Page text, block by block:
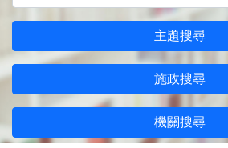
主題搜尋
施政搜尋
機關搜尋